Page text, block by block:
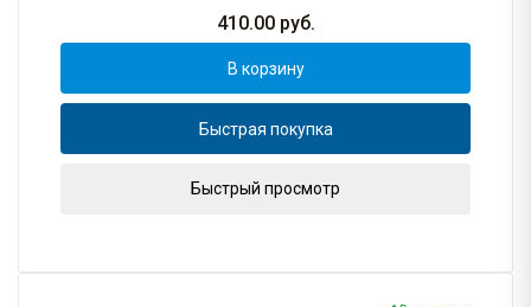
410.00руб.
В корзину
Быстрая покупка
Быстрый просмотр